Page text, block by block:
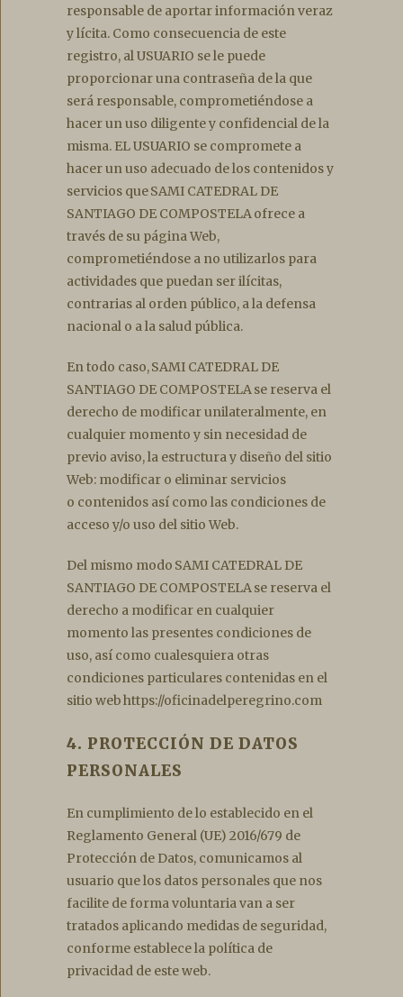
responsable de aportar información veraz
y lícita. Como consecuencia de este
registro, al USUARIO se le puede
proporcionar una contraseña de la que
será responsable, comprometiéndose a
hacer un uso diligente y confidencial de la
misma. EL USUARIO se compromete a
hacer un uso adecuado de los contenidos y
servicios que SAMI CATEDRAL DE
SANTIAGO DE COMPOSTELA ofrece a
través de su página Web,
comprometiéndose a no utilizarlos para
actividades que puedan ser ilícitas,
contrarias al orden público, a la defensa
nacional o a la salud pública.
En todo caso, SAMI CATEDRAL DE
SANTIAGO DE COMPOSTELA se reserva el
derecho de modificar unilateralmente, en
cualquier momento y sin necesidad de
previo aviso, la estructura y diseño del sitio
Web: modificar o eliminar servicios
o contenidos así como las condiciones de
acceso y/o uso del sitio Web.
Del mismo modo SAMI CATEDRAL DE
SANTIAGO DE COMPOSTELA se reserva el
derecho a modificar en cualquier
momento las presentes condiciones de
uso, así como cualesquiera otras
condiciones particulares contenidas en el
sitio web https://oficinadelperegrino.com
4. PROTECCIÓN DE DATOS
PERSONALES
En cumplimiento de lo establecido en el
Reglamento General (UE) 2016/679 de
Protección de Datos, comunicamos al
usuario que los datos personales que nos
facilite de forma voluntaria van a ser
tratados aplicando medidas de seguridad,
conforme establece la política de
privacidad de este web.